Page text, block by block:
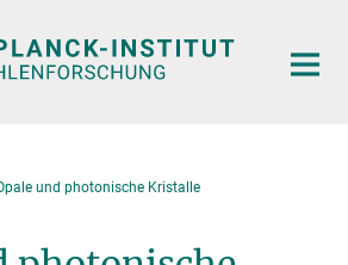
und photonische Kristalle